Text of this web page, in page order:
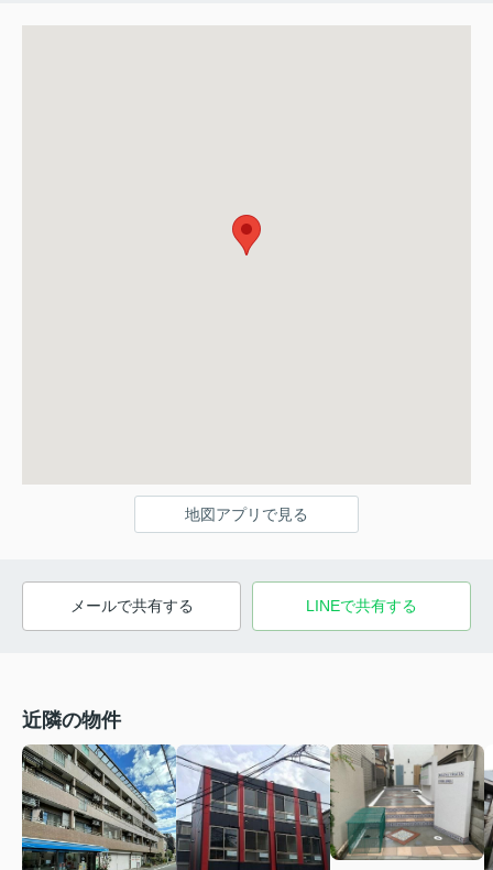
地図アプリで見る
メールで共有する LINEで共有する
近隣の物件